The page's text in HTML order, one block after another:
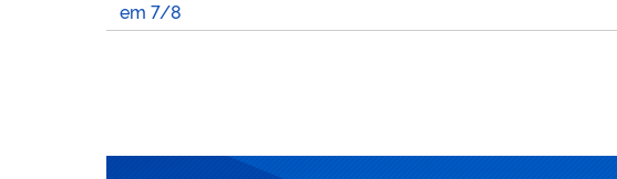
em 7/8